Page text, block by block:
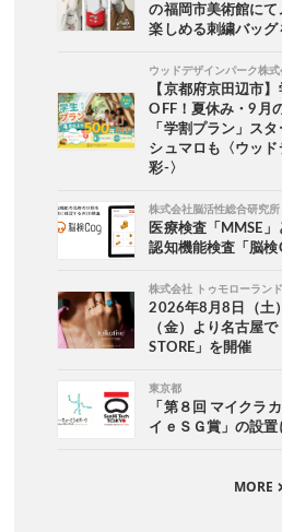
の福岡市美術館に
楽しめる刺繍バッグ
ウッドデザインパーク株
【京都府京田辺市
OFF！夏休み・9月
「学割プラン」ス
シュマロも〈ウッ
彩-〉
株式会社脳活性総合研究所
医療検査「MMSE
認知機能検査「脳
株式会社 トゥモローランド
2026年8月8日（土
（金）より名古屋
STORE」を開催
東京都
「第８回 マイクラ
イｅＳＧ賞」の設置
MORE